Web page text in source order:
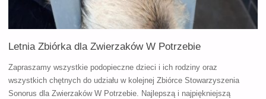
SŁUCHOWYMI
–
Letnia Zbiórka dla Zwierzaków W Potrzebie
Zapraszamy wszystkie podopieczne dzieci i ich rodziny oraz
wszystkich chętnych do udziału w kolejnej Zbiórce Stowarzyszenia
Sonorus dla Zwierzaków W Potrzebie. Najlepszą i najpiękniejszą